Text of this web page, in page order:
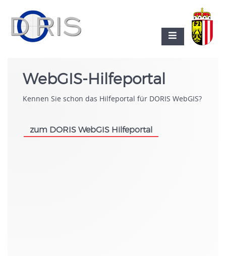
WebGIS-Hilfeportal
Kennen Sie schon das Hilfeportal für DORIS WebGIS?
zum DORIS WebGIS Hilfeportal